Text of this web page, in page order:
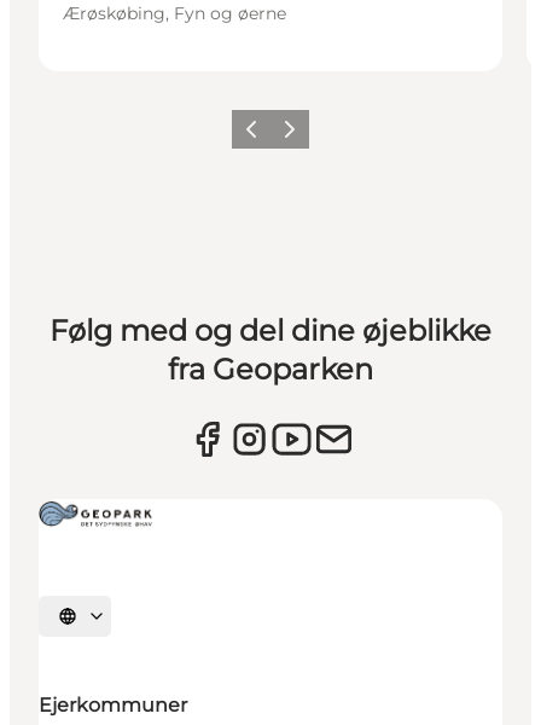
Ærøskøbing, Fyn og øerne
ForrigeNæste
Følg med og del dine øjeblikke
fra Geoparken
Vælg sprog
Ejerkommuner